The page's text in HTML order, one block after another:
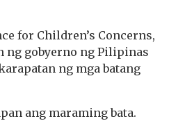
for Children’s Concerns,
ng gobyerno ng Pilipinas
ng mga batang
ang maraming bata.